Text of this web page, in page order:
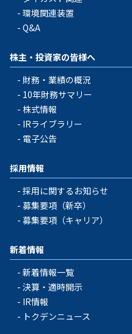
環境関連装置
Q&A
株主・投資家の皆様へ
財務・業績の概況
10年財務サマリー
株式情報
IRライブラリー
電子公告
採用情報
採用に関するお知らせ
募集要項（新卒）
募集要項（キャリア）
新着情報
新着情報一覧
決算・適時開示
IR情報
トクデンニュース